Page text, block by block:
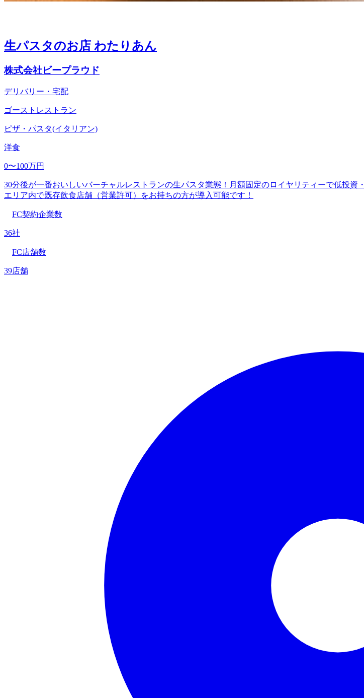
生パスタのお店 わたりあん
株式会社ビープラウド
デリバリー・宅配
ゴーストレストラン
ピザ・パスタ(イタリアン)
洋食
0〜100万円
30分後が一番おいしいバーチャルレストランの生パスタ業態！月額固定のロイヤリティーで低投
エリア内で既存飲食店舗（営業許可）をお持ちの方が導入可能です！
FC契約企業数
36社
FC店舗数
39店舗